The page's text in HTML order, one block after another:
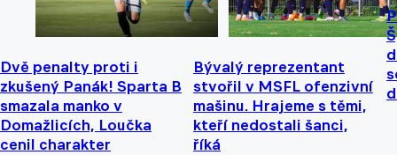
Dvě penalty proti i
zkušený Panák! Sparta B
smazala manko v
Domažlicích, Loučka
cenil charakter
Bývalý reprezentant
stvořil v MSFL ofenzivní
mašinu. Hrajeme s těmi,
kteří nedostali šanci,
říká